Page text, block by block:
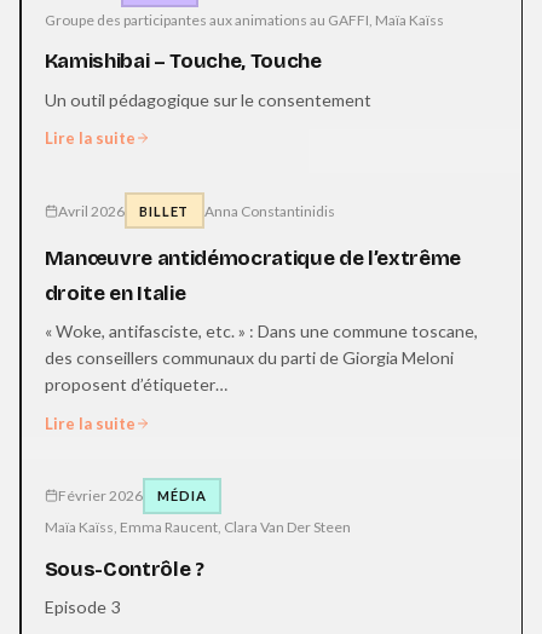
Groupe des participantes aux animations au GAFFI, Maïa Kaïss
Kamishibai – Touche, Touche
Un outil pédagogique sur le consentement
Lire la suite
Avril 2026 BILLET Anna Constantinidis
Manœuvre antidémocratique de l’extrême
droite en Italie
« Woke, antifasciste, etc. » : Dans une commune toscane,
des conseillers communaux du parti de Giorgia Meloni
proposent d’étiqueter…
Lire la suite
Février 2026 MÉDIA
Maïa Kaïss, Emma Raucent, Clara Van Der Steen
Sous-Contrôle ?
Episode 3